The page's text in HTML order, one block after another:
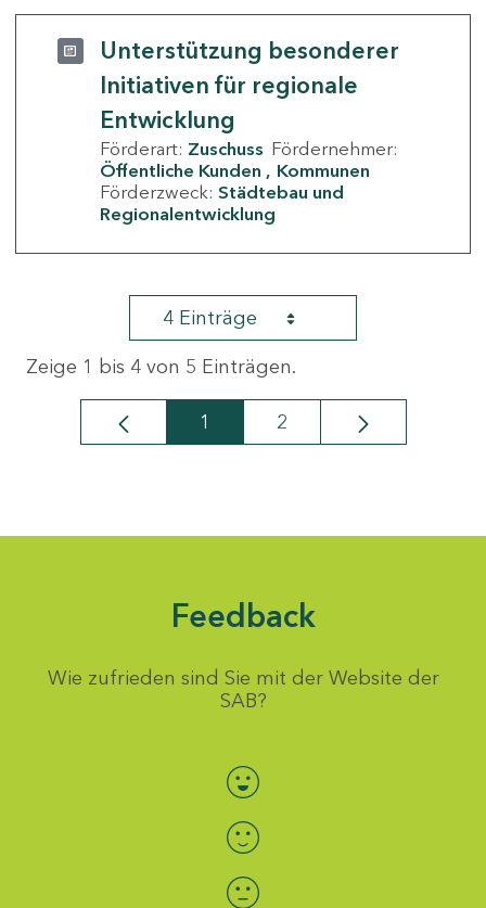
Unterstützung besonderer
Initiativen für regionale
Entwicklung
Förderart: Zuschuss Fördernehmer:
Öffentliche Kunden
Kommunen
Förderzweck: Städtebau und
Regionalentwicklung
4 Einträge
Zeige 1 bis 4 von 5 Einträgen.
Seite
1 Seite
2
Feedback
Wie zufrieden sind Sie mit der Website der
SAB?
Bewertung auswählen